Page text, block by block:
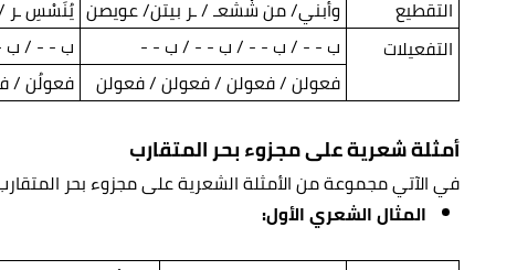
التقطيع
وأبني/ من شْشعـ / ـر بيتن/ عويصن يُنَسْسِ ـر
التفعيلات
ب - - / ب - - / ب - - / ب - -
ب - - / ب
فعولن / فعولن / فعولن / فعولن
فعولُن /
أمثلة شعرية على مجزوء بحر المتقارب
في الآتي مجموعة من الأمثلة الشعرية على مجزوء بحر
المثال الشعري الأول: